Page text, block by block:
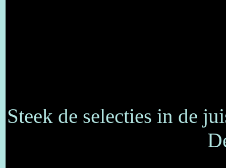
Steek de selecties in de